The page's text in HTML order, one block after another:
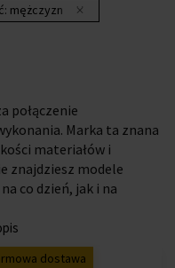
mężczyzn
połączenie
Marka ta znana
materiałów i
znajdziesz modele
co dzień, jak i na
dostawa